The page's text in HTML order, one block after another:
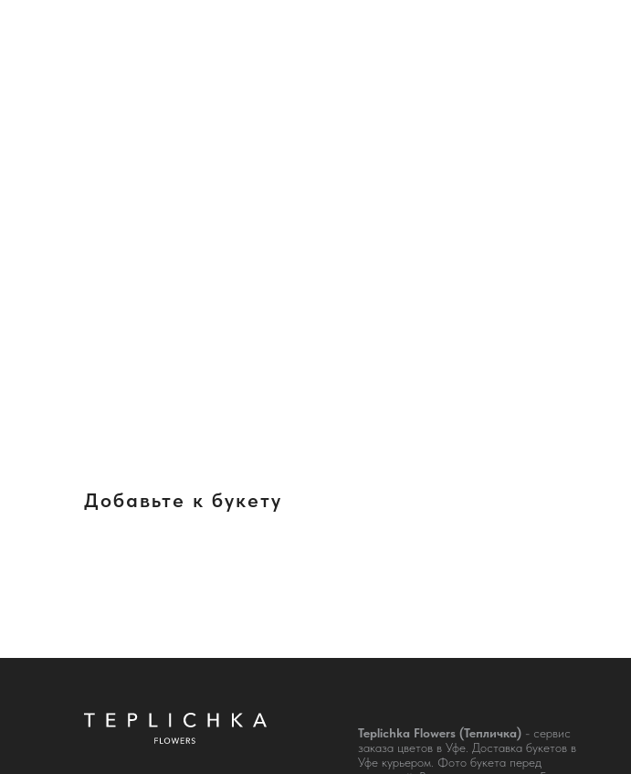
Добавьте к букету
Teplichka Flowers (Тепличка) - сервис
заказа цветов в Уфе. Доставка букетов в
Уфе курьером. Фото букета перед